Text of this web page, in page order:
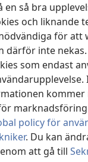
en så bra
och liknande
för att
därför inte
som endast
kommer
policy för
. Du kan
att gå till
f och ödmjuk. g
ok är
här publikationen